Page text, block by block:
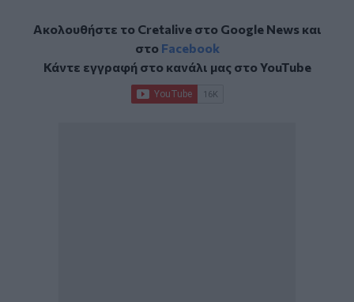
Ακολουθήστε το Cretalive στο Google Newsκαι
στο Facebook
Κάντε εγγραφή στο κανάλι μας στοYouTube